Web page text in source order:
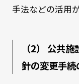
手法などの活用
（2） 公共
針の変更手続